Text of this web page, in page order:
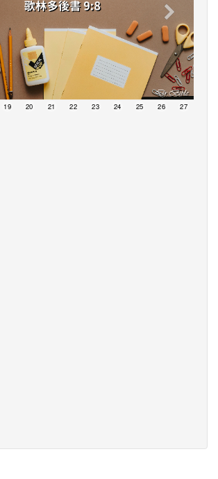
19 20 21 22 23 24 25 26 27